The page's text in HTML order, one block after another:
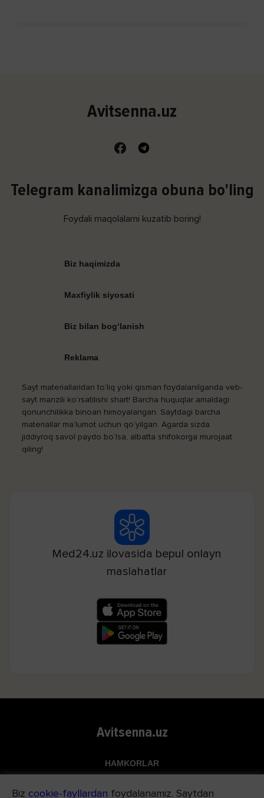
Avitsenna.uz
Telegram kanalimizga obuna bo'ling
Foydali maqolalarni kuzatib boring!
Biz haqimizda
Maxfiylik siyosati
Biz bilan bog‘lanish
Reklama
Sayt materiallaridan to‘liq yoki qisman foydalanilganda veb-
sayt manzili ko‘rsatilishi shart! Barcha huquqlar amaldagi
qonunchilikka binoan himoyalangan. Saytdagi barcha
materiallar ma’lumot uchun qo‘yilgan. Agarda sizda
jiddiyroq savol paydo bo‘lsa, albatta shifokorga murojaat
qiling!
Med24.uz ilovasida bepul onlayn
maslahatlar
Avitsenna.uz
HAMKORLAR
Apteka.uz
Biz cookie-fayllardan foydalanamiz. Saytdan